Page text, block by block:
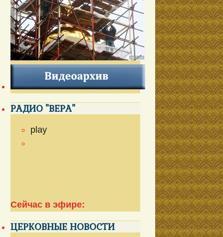
РАДИО "ВЕРА"
play
Сейчас в эфире:
ЦЕРКОВНЫЕ НОВОСТИ